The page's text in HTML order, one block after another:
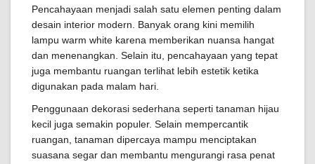
Pencahayaan menjadi salah satu elemen penting dalam
desain interior modern. Banyak orang kini memilih
lampu warm white karena memberikan nuansa hangat
dan menenangkan. Selain itu, pencahayaan yang tepat
juga membantu ruangan terlihat lebih estetik ketika
digunakan pada malam hari.
Penggunaan dekorasi sederhana seperti tanaman hijau
kecil juga semakin populer. Selain mempercantik
ruangan, tanaman dipercaya mampu menciptakan
suasana segar dan membantu mengurangi rasa penat